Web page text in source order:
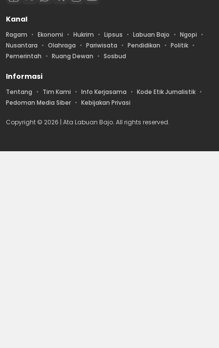
Kanal
Ragam Ekonomi Hukrim Lipsus Labuan Bajo
Ngopi
Nusantara
Olahraga Pariwisata Pendidikan
Politik
Pemerintah
Ruang Dewan Sosbud
Informasi
Tentang Tim Kami Info Kerjasama
Kode Etik Jurnalistik
Pedoman Media Siber
Kebijakan Privasi
Copyright © 2026 | Ata Labuan Bajo. All rights reserved.